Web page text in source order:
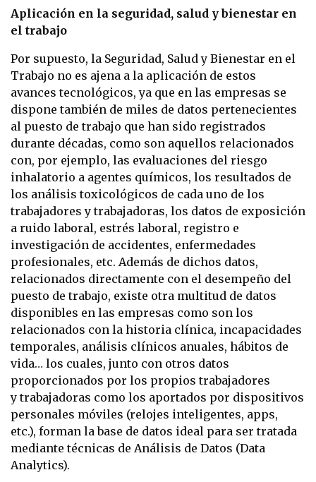
Aplicación en la seguridad, salud y bienestar en
el trabajo
Por supuesto, la Seguridad, Salud y Bienestar en el
Trabajo no es ajena a la aplicación de estos
avances tecnológicos, ya que en las empresas se
dispone también de miles de datos pertenecientes
al puesto de trabajo que han sido registrados
durante décadas, como son aquellos relacionados
con, por ejemplo, las evaluaciones del riesgo
inhalatorio a agentes químicos, los resultados de
los análisis toxicológicos de cada uno de los
trabajadores y trabajadoras, los datos de exposición
a ruido laboral, estrés laboral, registro e
investigación de accidentes, enfermedades
profesionales, etc. Además de dichos datos,
relacionados directamente con el desempeño del
puesto de trabajo, existe otra multitud de datos
disponibles en las empresas como son los
relacionados con la historia clínica, incapacidades
temporales, análisis clínicos anuales, hábitos de
vida… los cuales, junto con otros datos
proporcionados por los propios trabajadores
y trabajadoras como los aportados por dispositivos
personales móviles (relojes inteligentes, apps,
etc.), forman la base de datos ideal para ser tratada
mediante técnicas de Análisis de Datos (Data
Analytics).